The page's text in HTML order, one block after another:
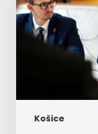
Košice
sa
vyjadril
predkladateľ